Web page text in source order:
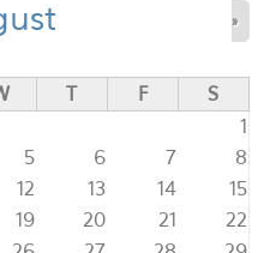
»
T F
S
1
5 6 7
8
12 13 14
15
19 20 21
22